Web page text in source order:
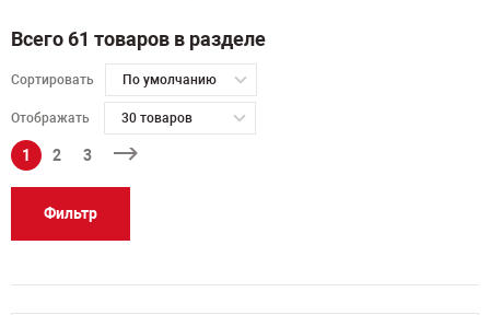
Всего 61 товаров в разделе
Сортировать По умолчанию
Отображать 30 товаров
1 2 3
Фильтр